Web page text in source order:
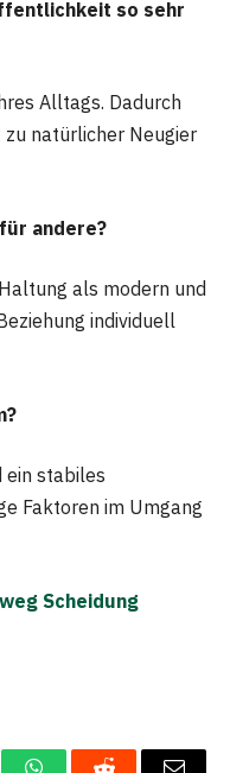
so sehr
Alltags. Dadurch
natürlicher Neugier
andere?
als modern und
individuell
ein stabiles
Faktoren im Umgang
Scheidung